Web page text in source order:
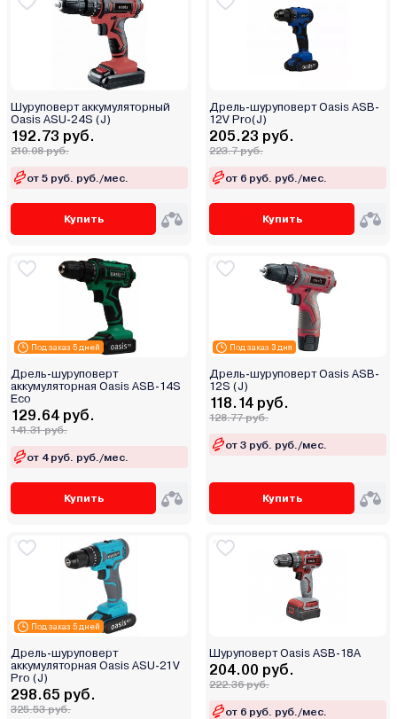
Шуруповерт аккумуляторный
Oasis ASU-24S (J)
192.73 руб.
210.08 руб.
от 5 руб. руб./мес.
Купить
Дрель-шуруповерт Oasis ASB-
12V Pro(J)
205.23 руб.
223.7 руб.
от 6 руб. руб./мес.
Купить
Под заказ 5 дней
Дрель-шуруповерт
аккумуляторная Oasis ASB-14S
Eco
129.64 руб.
141.31 руб.
от 4 руб. руб./мес.
Купить
Под заказ 3 дня
Дрель-шуруповерт Oasis ASB-
12S (J)
118.14 руб.
128.77 руб.
от 3 руб. руб./мес.
Купить
Под заказ 5 дней
Дрель-шуруповерт
аккумуляторная Oasis ASU-21V
Pro (J)
298.65 руб.
325.53 руб.
Шуруповерт Oasis ASB-18A
204.00 руб.
222.36 руб.
от 6 руб. руб./мес.